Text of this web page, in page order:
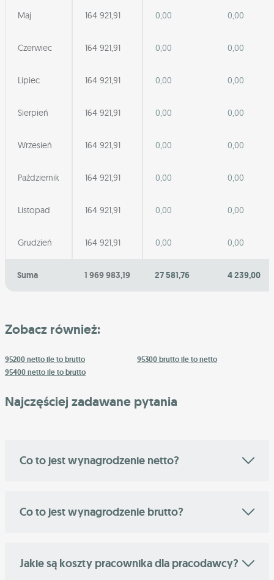
Maj 164 921,91 0,00 0,00
Czerwiec 164 921,91 0,00 0,00
Lipiec 164 921,91 0,00 0,00
Sierpień 164 921,91 0,00 0,00
Wrzesień 164 921,91 0,00 0,00
Październik 164 921,91 0,00 0,00
Listopad 164 921,91 0,00 0,00
Grudzień 164 921,91 0,00 0,00
Suma 1 969 983,19 27 581,76 4 239,00
Zobacz również:
95200 netto ile to brutto
95300 brutto ile to netto
95400 netto ile to brutto
Najczęściej zadawane pytania
Co to jest wynagrodzenie netto?
Co to jest wynagrodzenie brutto?
Jakie są koszty pracownika dla pracodawcy?